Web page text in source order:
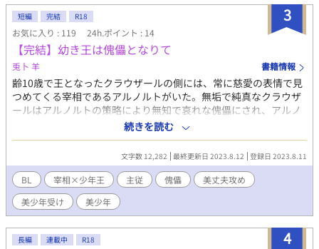
3
短編 完結 R18
お気に入り : 119 24h.ポイント : 14
【完結】幼き王は傀儡となりて
兎卜 羊 書籍情報
齢10歳で王となったクラウザールの側には、常に慈愛の表情で見
つめてくる宰相であるアルノルトがいた。無垢で純真なクラウザ
ールはアルノルトの策略により無知で哀れな傀儡にされ、アルノ
ルトの言われるがままに動くお飾りの少年王として利用されてい
た…………「とんだ傀儡だ……」そう思われていたのだ
が……… ◆◆美丈夫な宰相×美少年王◆◆ やまなしおちな
しいみなし ◆◆ R18部分には※印→攻めがやたらと喘ぎ、受
けの性格はよろしくないですが『細けぇ事はいいんだよ』の精神
でお読みいただければ幸いです。
続きを読む
文字数 12,282 最終更新日 2023.8.12 登録日 2023.8.11
BL 宰相×少年王 主従 傀儡
美丈夫攻め
美少年受け
美少年
4
長編 連載中 R18